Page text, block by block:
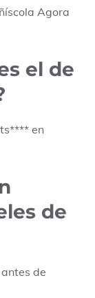
Agora
el de
**** en
de
de